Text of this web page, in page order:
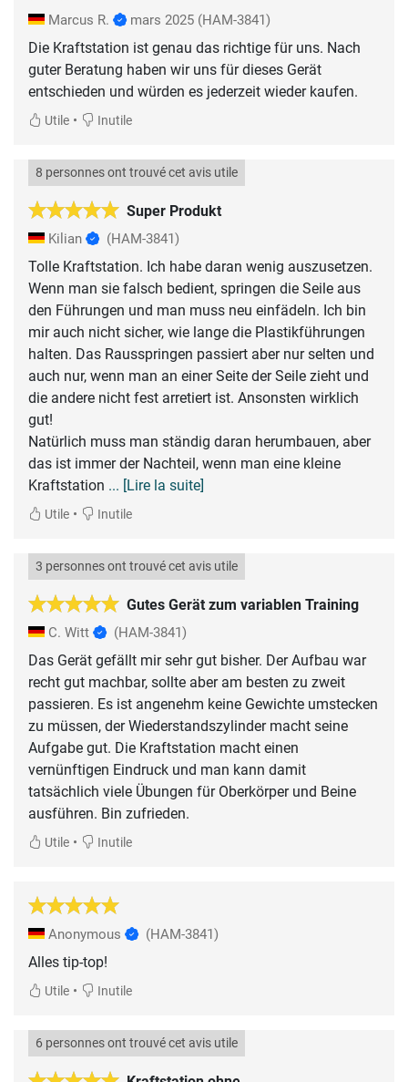
Marcus R. mars 2025 (HAM-3841)
Die Kraftstation ist genau das richtige für uns. Nach
guter Beratung haben wir uns für dieses Gerät
entschieden und würden es jederzeit wieder kaufen.
Utile • Inutile
Super Produkt
8 personnes ont trouvé cet avis utile
Kilian (HAM-3841)
Tolle Kraftstation. Ich habe daran wenig auszusetzen.
Wenn man sie falsch bedient, springen die Seile aus
den Führungen und man muss neu einfädeln. Ich bin
mir auch nicht sicher, wie lange die Plastikführungen
halten. Das Rausspringen passiert aber nur selten und
auch nur, wenn man an einer Seite der Seile zieht und
die andere nicht fest arretiert ist. Ansonsten wirklich
gut!
Natürlich muss man ständig daran herumbauen, aber
das ist immer der Nachteil, wenn man eine kleine
Kraftstation ... [Lire la suite]
Utile • Inutile
Gutes Gerät zum variablen Training
3 personnes ont trouvé cet avis utile
C. Witt (HAM-3841)
Das Gerät gefällt mir sehr gut bisher. Der Aufbau war
recht gut machbar, sollte aber am besten zu zweit
passieren. Es ist angenehm keine Gewichte umstecken
zu müssen, der Wiederstandszylinder macht seine
Aufgabe gut. Die Kraftstation macht einen
vernünftigen Eindruck und man kann damit
tatsächlich viele Übungen für Oberkörper und Beine
ausführen. Bin zufrieden.
Utile • Inutile
Anonymous (HAM-3841)
Alles tip-top!
Utile • Inutile
6 personnes ont trouvé cet avis utile